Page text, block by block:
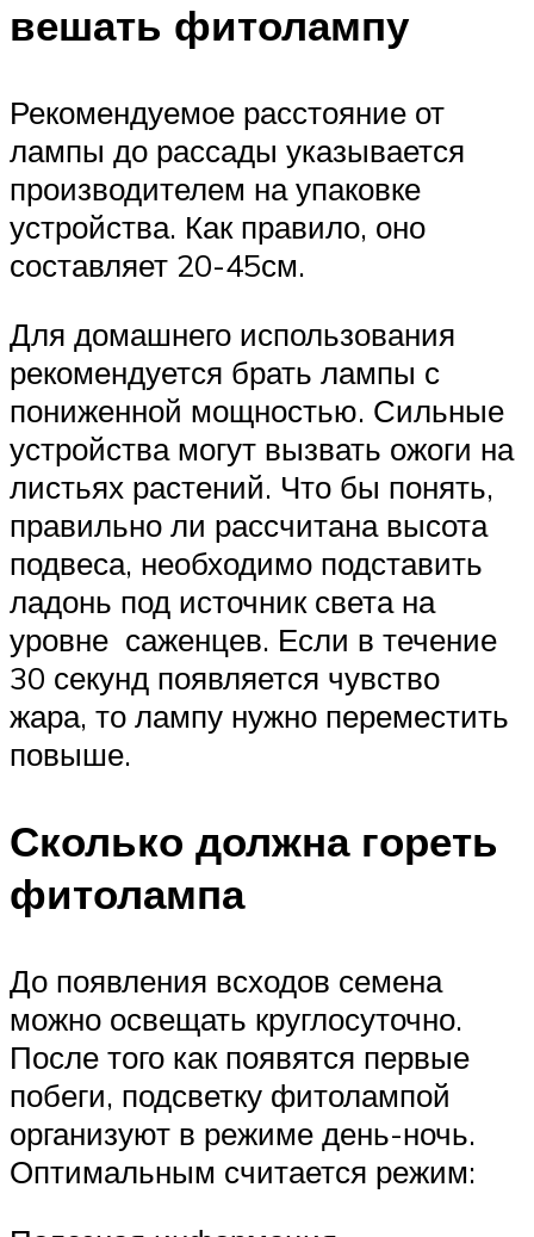
вешать фитолампу
Рекомендуемое расстояние от
лампы до рассады указывается
производителем на упаковке
устройства. Как правило, оно
составляет 20-45см.
Для домашнего использования
рекомендуется брать лампы с
пониженной мощностью. Сильные
устройства могут вызвать ожоги на
листьях растений. Что бы понять,
правильно ли рассчитана высота
подвеса, необходимо подставить
ладонь под источник света на
уровне саженцев. Если в течение
30 секунд появляется чувство
жара, то лампу нужно переместить
повыше.
Сколько должна гореть
фитолампа
До появления всходов семена
можно освещать круглосуточно.
После того как появятся первые
побеги, подсветку фитолампой
организуют в режиме день-ночь.
Оптимальным считается режим: